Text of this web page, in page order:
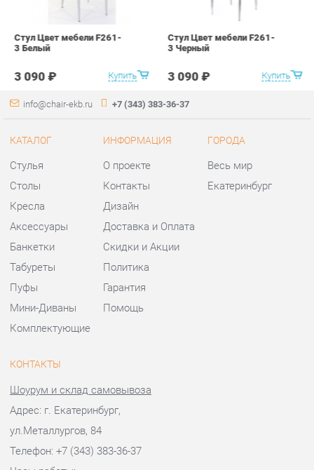
Стулья
Кресла
Аксессуары
Банкетки
Табуреты
ИНФОРМАЦИЯ
О проекте
Дизайн
Доставка и Оплата
Скидки и Акции
Политика
ГОРОДА
Весь мир
КОНТАКТЫ
Шоурум и склад самовывоза
Адрес: г. Екатеринбург,
ул.Металлургов, 84
Телефон: +7 (343) 383-36-37
Часы работы:
Отправить сообщение
© 2009-2026 Стулья-Екатеринбург